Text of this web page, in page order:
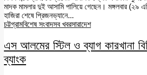
মাদক মামলার দুই আসামি পালিয়ে গেছেন। মঙ্গলবার (২৯
হাজিরা শেষে প্রিজনভ্যানে...
চট্টগ্রামবিশেষ সংবাদসব খবরসারাদেশ
এস আলমের স্টিল ও ব্যাগ কারখানা
ব্যাংক